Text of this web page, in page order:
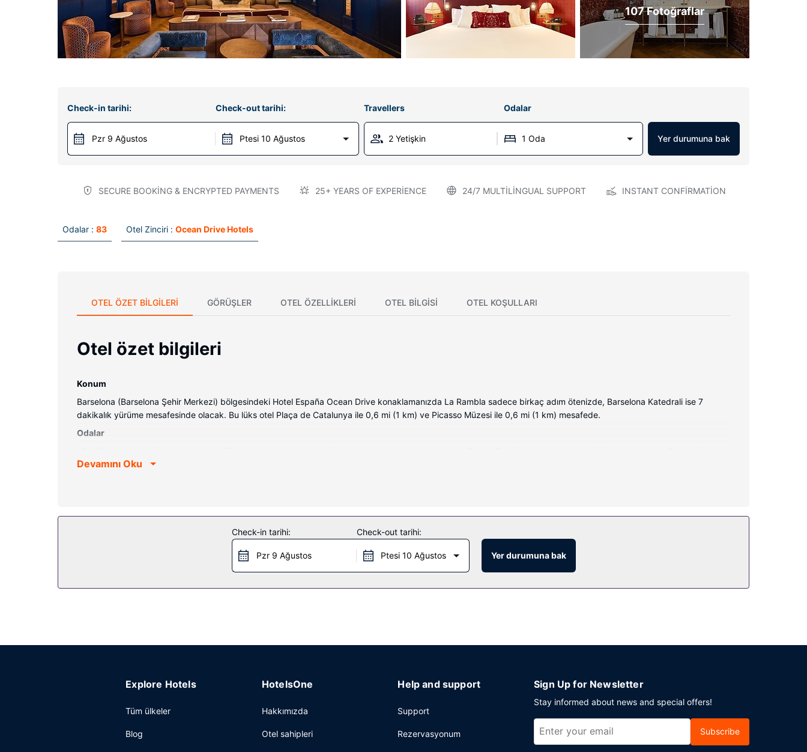
107 Fotoğraflar
Check-in tarihi:
Pzr 9 Ağustos
Check-out tarihi:
Ptesi 10 Ağustos
Travellers Odalar
2 Yetişkin 1 Oda Yer durumuna bak
SECURE BOOKING & ENCRYPTED PAYMENTS 25+ YEARS OF EXPERIENCE 24/7 MULTILINGUAL SUPPORT INSTANT CONFIRMATION
Odalar : 83 Otel Zinciri : Ocean Drive Hotels
OTEL ÖZET BILGILERI GÖRÜŞLER OTEL ÖZELLIKLERI OTEL BILGISI OTEL KOŞULLARI
Otel özet bilgileri
Konum
Barselona (Barselona Şehir Merkezi) bölgesindeki Hotel España Ocean Drive konaklamanızda La Rambla sadece birkaç adım ötenizde, Barselona Katedrali ise 7
dakikalık yürüme mesafesinde olacak. Bu lüks otel Plaça de Catalunya ile 0,6 mi (1 km) ve Picasso Müzesi ile 0,6 mi (1 km) mesafede.
Odalar
kablosuz internet vardır. Özel banyo, duş kabini, ücretsiz banyo/kozmetik ürünleri ve saç kurutma makinesi vardır.
Fonda España yemek servisi için ideal, ayrıca otelde belirli saatlerde oda servisi sunuluyor. Misafirlere içecek servisi olan bar/oturma salonu veya havuz kenarı barı
bulunuyor. Misafirlere her gün 07.30 ve 10.30 arasında ücretli açık büfe kahvaltı servisi yapılmaktadır.
Devamını Oku
Check-in tarihi:
Pzr 9 Ağustos
Check-out tarihi:
Ptesi 10 Ağustos Yer durumuna bak
Explore Hotels
Tüm ülkeler
Blog
HotelsOne
Hakkımızda
Otel sahipleri
Help and support
Support
Rezervasyonum
Sign Up for Newsletter
Stay informed about news and special offers!
Subscribe